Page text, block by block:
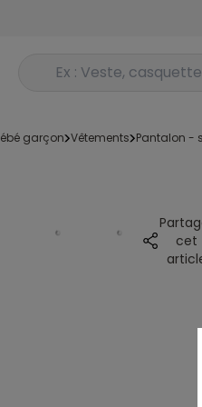
Rechercher un produit
bébé garçon vêtements pantalon -
cet